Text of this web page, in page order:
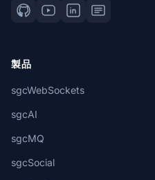
製品
sgcWebSockets
sgcAI
sgcMQ
sgcSocial